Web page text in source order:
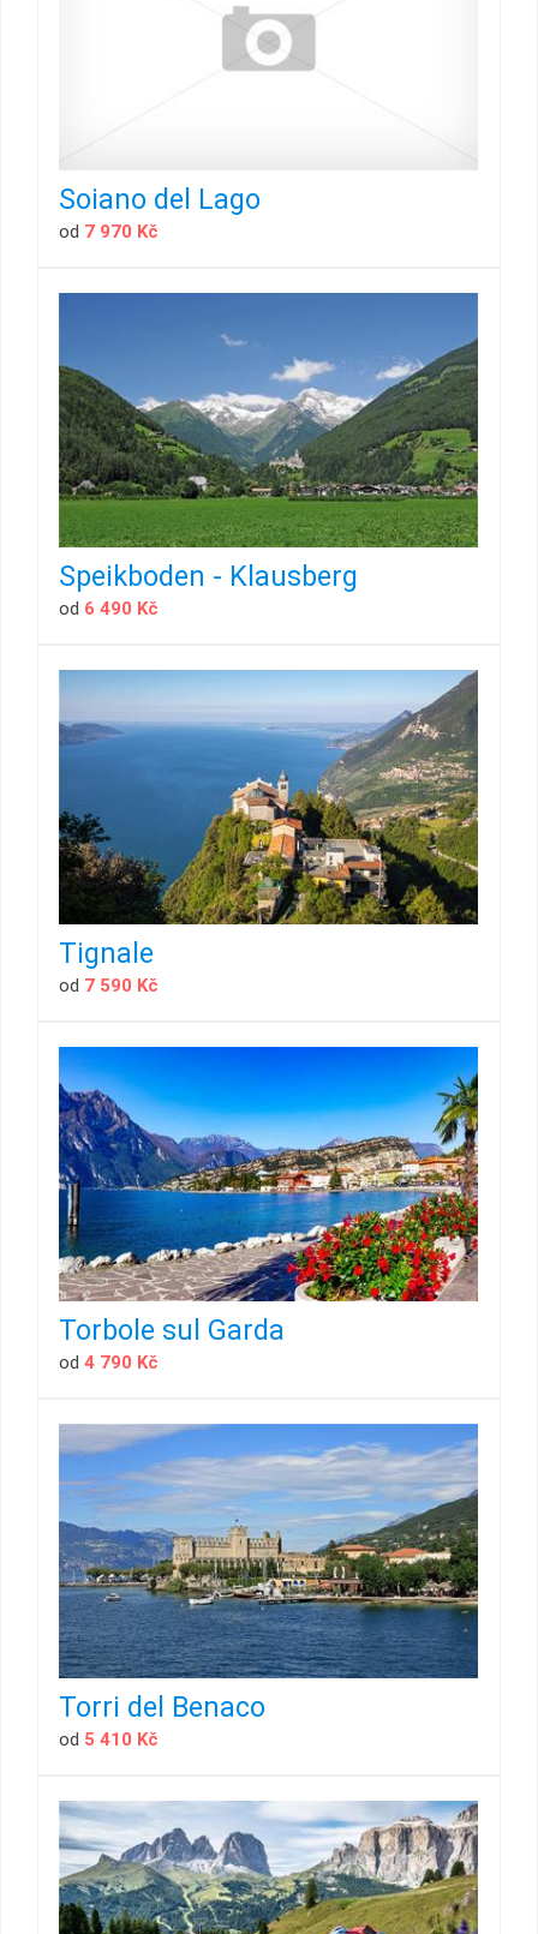
Soiano del Lago
od 7 970 Kč
Speikboden - Klausberg
od 6 490 Kč
Tignale
od 7 590 Kč
Torbole sul Garda
od 4 790 Kč
Torri del Benaco
od 5 410 Kč